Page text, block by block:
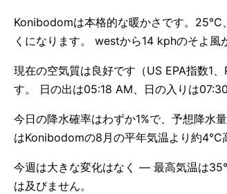
Konibodomは本格的な暖かさです。25°C
くになります。 westから14 kphのそよ風
現在の空気質は良好です（US EPA指数1
す。 日の出は05:18 AM、日の入りは
今日の降水確率はわずか1%で、予想降水
はKonibodomの8月の平年気温より約4°C
今週は大きな変化はなく — 最高気温は
は及びません。